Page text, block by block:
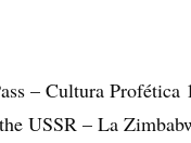
– Cultura Profética
USSR – La